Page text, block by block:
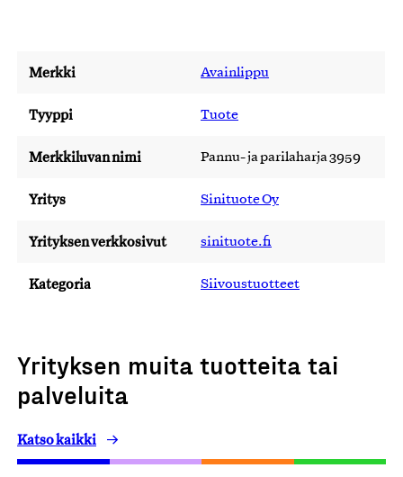
Merkki Avainlippu
Tyyppi Tuote
Merkkiluvan nimi Pannu- ja parilaharja 3959
Yritys Sinituote Oy
Yrityksen verkkosivut sinituote.fi
Kategoria Siivoustuotteet
Yrityksen muita tuotteita tai
palveluita
Katso kaikki